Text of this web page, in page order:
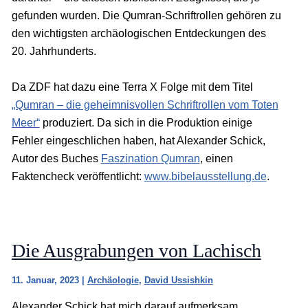
gefunden wurden. Die Qumran-Schriftrollen gehören zu
den wichtigsten archäologischen Entdeckungen des
20. Jahrhunderts.
Da ZDF hat dazu eine Terra X Folge mit dem Titel
„Qumran – die geheimnisvollen Schriftrollen vom Toten
Meer“produziert. Da sich in die Produktion einige
Fehler eingeschlichen haben, hat Alexander Schick,
Autor des Buches Faszination Qumran, einen
Faktencheck veröffentlicht: www.bibelausstellung.de.
Die Ausgrabungen von Lachisch
11. Januar, 2023 Archäologie, David Ussishkin